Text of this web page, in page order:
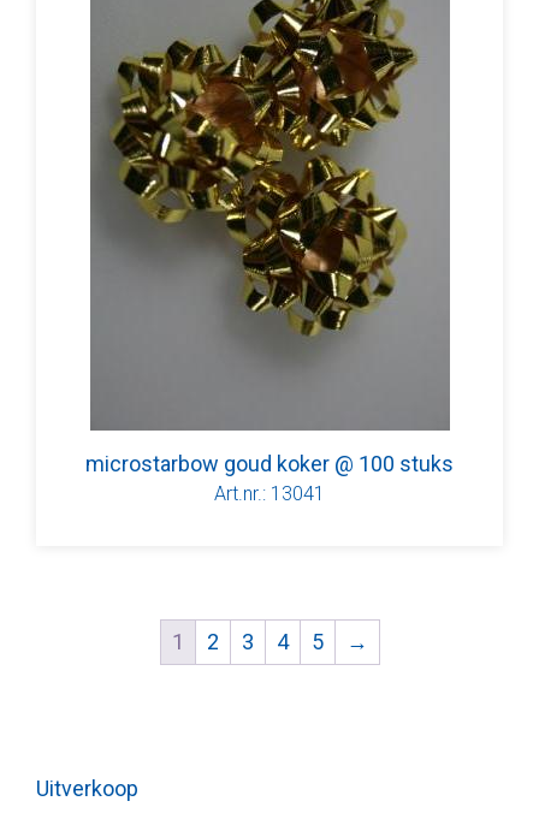
microstarbow goud koker @ 100 stuks
Art.nr.: 13041
1 2 3 4 5 →
Uitverkoop